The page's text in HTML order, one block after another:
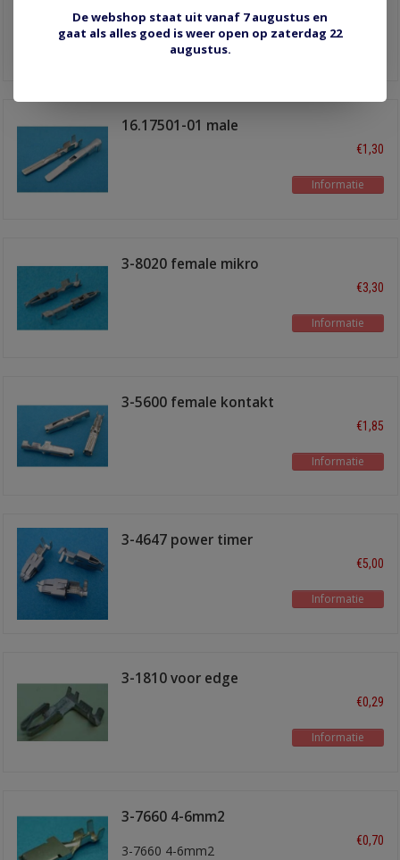
3-7900R 20 stuks
16.17501-01 male
€1,30
Informatie
3-8020 female mikro
€3,30
Informatie
3-5600 female kontakt
€1,85
Informatie
3-4647 power timer
€5,00
Informatie
3-1810 voor edge
€0,29
Informatie
3-7660 4-6mm2
3-7660 4-6mm2
€0,70
De webshop staat uit vanaf 7 augustus en
gaat als alles goed is weer open op zaterdag 22
augustus.